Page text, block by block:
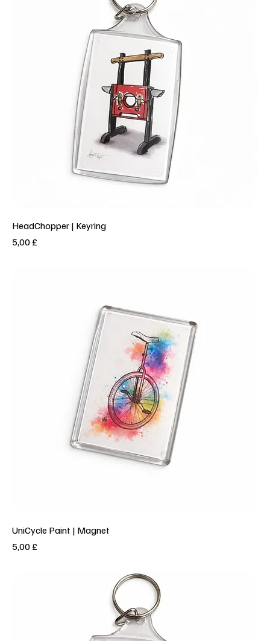
HeadChopper | Keyring
Prezzo
5,00 £
UniCycle Paint | Magnet
Prezzo
5,00 £